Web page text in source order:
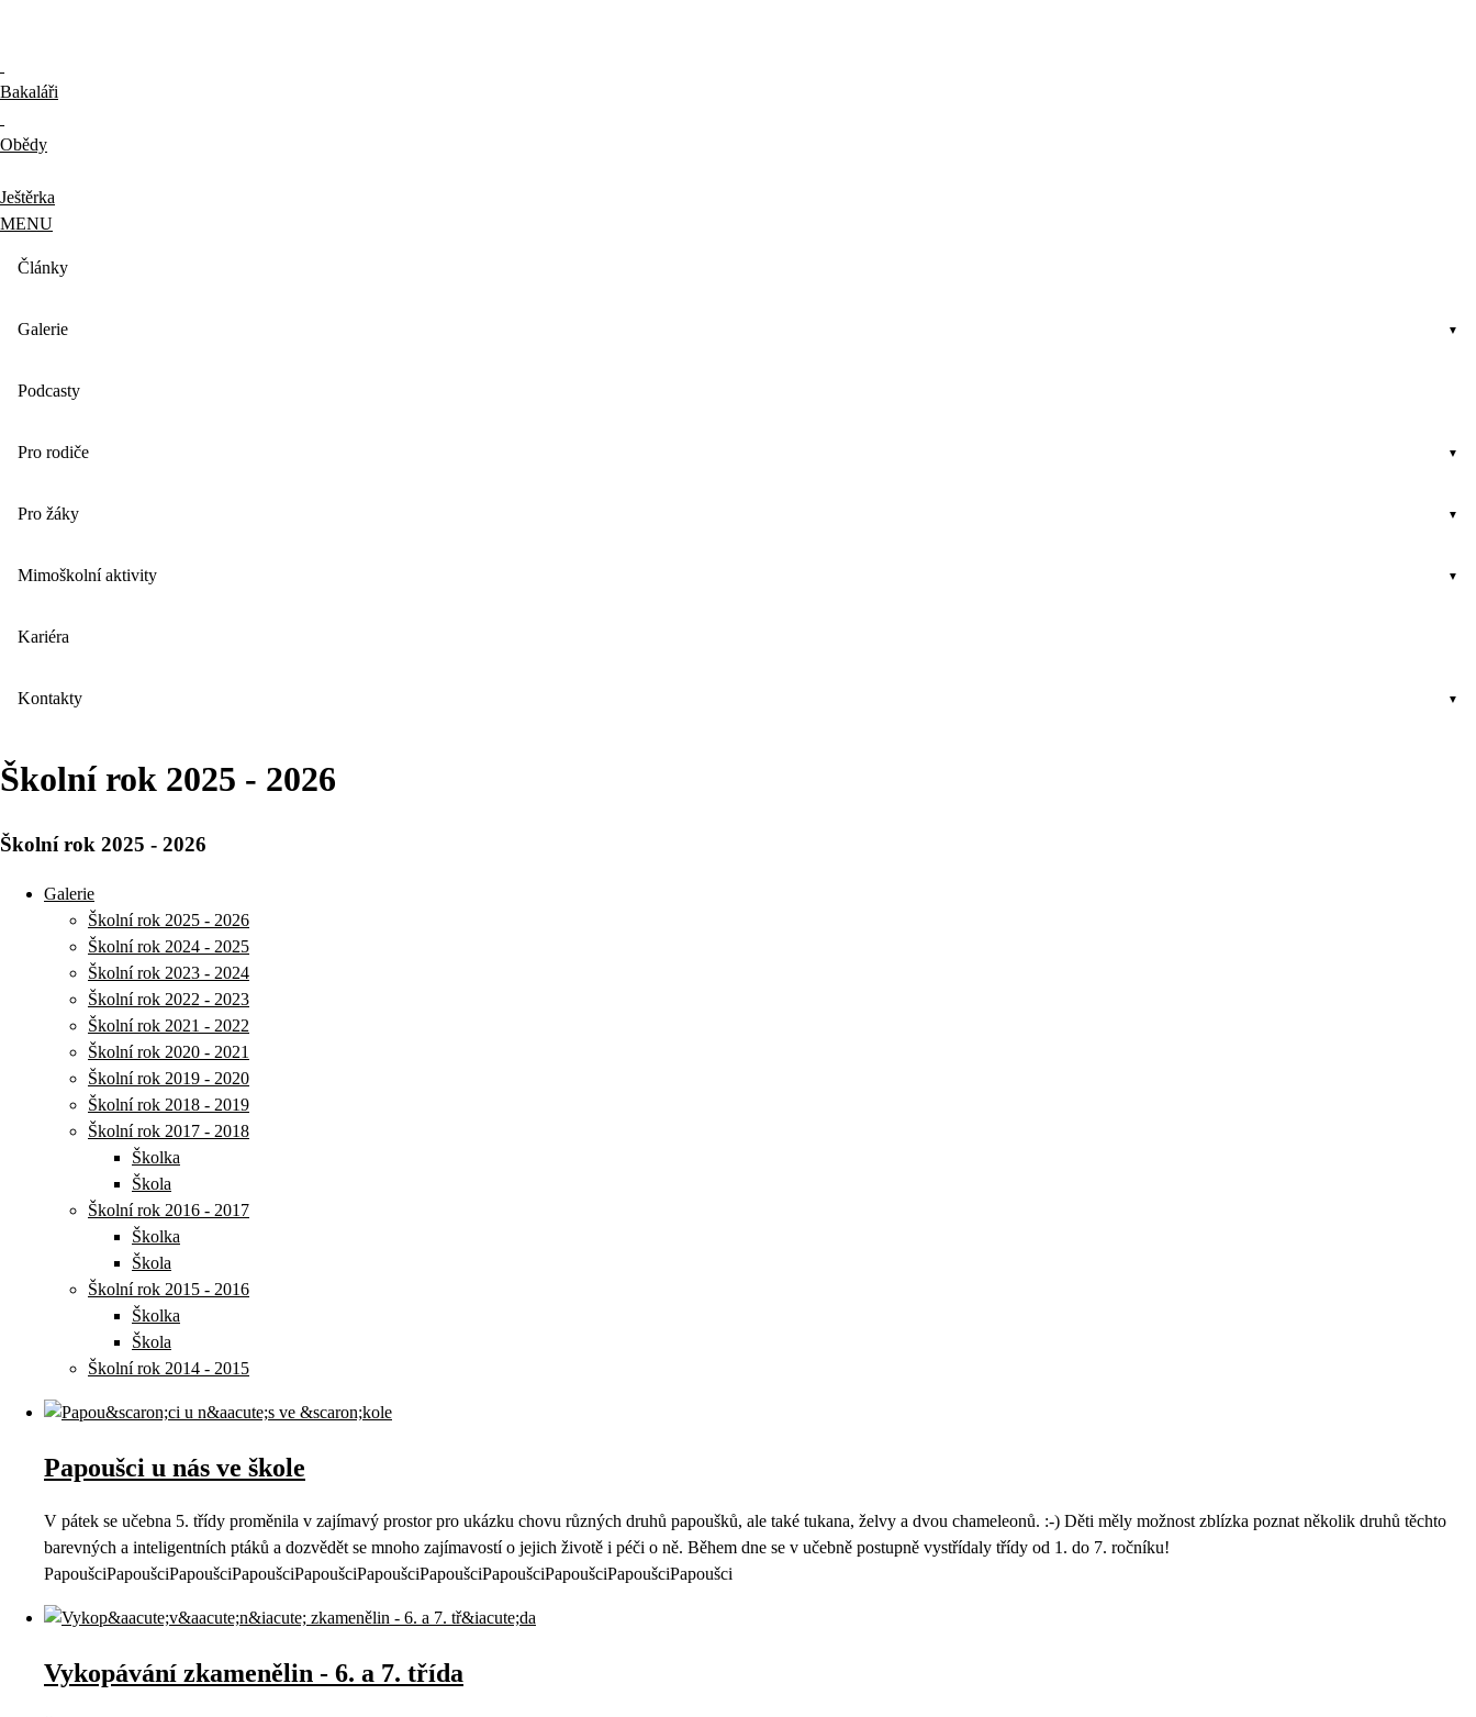
Bakaláři
Obědy
Ještěrka
MENU
Články
Galerie
Podcasty
Pro rodiče
Pro žáky
Mimoškolní aktivity
Kariéra
Kontakty
Školní rok 2025 - 2026
Školní rok 2025 - 2026
Galerie
Školní rok 2025 - 2026
Školní rok 2024 - 2025
Školní rok 2023 - 2024
Školní rok 2022 - 2023
Školní rok 2021 - 2022
Školní rok 2020 - 2021
Školní rok 2019 - 2020
Školní rok 2018 - 2019
Školní rok 2017 - 2018
Školka
Škola
Školní rok 2016 - 2017
Školka
Škola
Školní rok 2015 - 2016
Školka
Škola
Školní rok 2014 - 2015
Papoušci u nás ve škole
V pátek se učebna 5. třídy proměnila v zajímavý prostor pro ukázku chovu různých druhů papoušků, ale také tukana, želvy a dvou chameleonů. :-) Děti měly možnost zblízka poznat několik druhů těchto
barevných a inteligentních ptáků a dozvědět se mnoho zajímavostí o jejich životě i péči o ně. Během dne se v učebně postupně vystřídaly třídy od 1. do 7. ročníku!
PapoušciPapoušciPapoušciPapoušciPapoušciPapoušciPapoušciPapoušciPapoušciPapoušciPapoušci
Vykopávání zkamenělin - 6. a 7. třída